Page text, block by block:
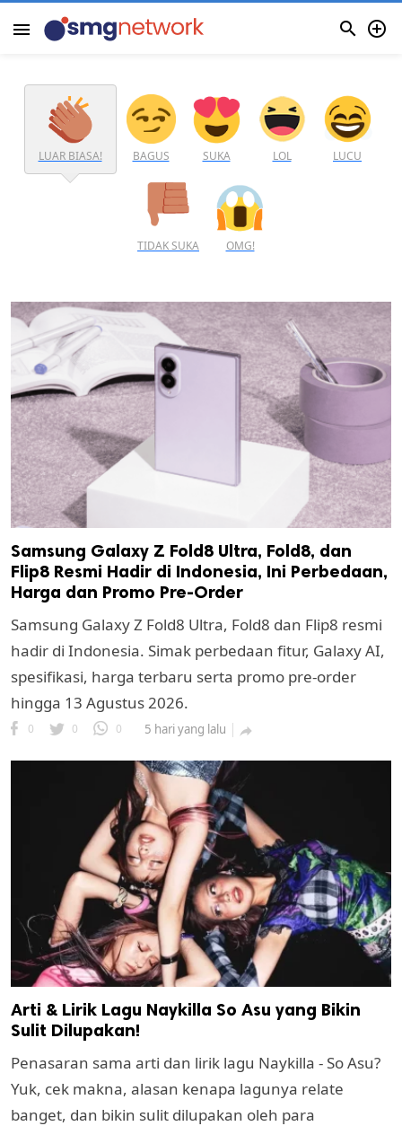
menu  
cipta.
LUAR BIASA! BAGUS SUKA LOL LUCU
TIDAK SUKA OMG!
Samsung Galaxy Z Fold8 Ultra, Fold8, dan
Flip8 Resmi Hadir di Indonesia, Ini Perbedaan,
Harga dan Promo Pre-Order
Samsung Galaxy Z Fold8 Ultra, Fold8 dan Flip8 resmi
hadir di Indonesia. Simak perbedaan fitur, Galaxy AI,
spesifikasi, harga terbaru serta promo pre-order
hingga 13 Agustus 2026.
0 0 0 5 hari yang lalu 
Arti & Lirik Lagu Naykilla So Asu yang Bikin
Sulit Dilupakan!
Penasaran sama arti dan lirik lagu Naykilla - So Asu?
Yuk, cek makna, alasan kenapa lagunya relate
banget, dan bikin sulit dilupakan oleh para